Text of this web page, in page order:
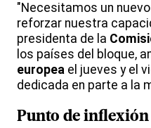
"Necesitamos un nuevo
reforzar nuestra
presidenta de la
los países del bloque,
europea el jueves y el
dedicada en parte a la
Punto de inflexión